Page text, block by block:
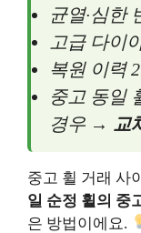
균열·심한
고급 다이
복원 이력
중고 동일
경우 → 교
중고 휠 거래 사
일 순정 휠의 중
은 방법이에요.